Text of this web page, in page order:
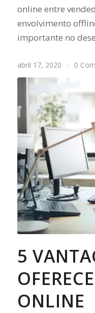
online entre
envolvimento
importante no
abril 17, 2020 / 0
5
ONLINE